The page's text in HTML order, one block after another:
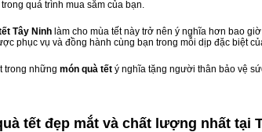
quá trình mua sắm của bạn.
Tây Ninh làm cho mùa tết này trở nên ý nghĩa hơn bao
phục vụ và đồng hành cùng bạn trong mỗi dịp đặc biệt
trong những món quà tết ý nghĩa tặng người thân bảo vệ
tết đẹp mắt và chất lượng nhất tại